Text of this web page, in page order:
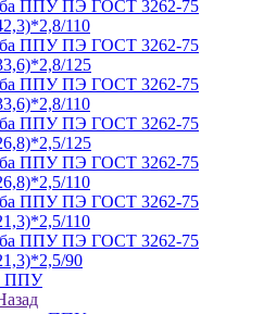
ППУ ПЭ ГОСТ 3262-75
110
ППУ ПЭ ГОСТ 3262-75
125
ППУ ПЭ ГОСТ 3262-75
110
ППУ ПЭ ГОСТ 3262-75
125
ППУ ПЭ ГОСТ 3262-75
110
ППУ ПЭ ГОСТ 3262-75
110
ППУ ПЭ ГОСТ 3262-75
90
ППУ